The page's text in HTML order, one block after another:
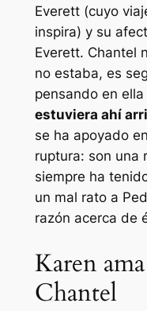
Everett (cuyo
inspira) y su
Everett. Chantel
no estaba, es
pensando en ella
estuviera ahí
se ha apoyado
ruptura: son una
siempre ha
un mal rato a
razón acerca de
Karen
Chantel